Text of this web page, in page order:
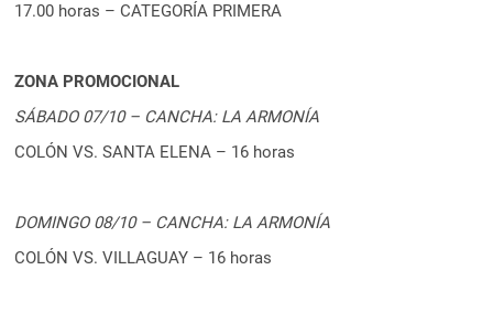
17.00 horas – CATEGORÍA PRIMERA
ZONA PROMOCIONAL
SÁBADO 07/10 – CANCHA: LA ARMONÍA
COLÓN VS. SANTA ELENA – 16 horas
DOMINGO 08/10 – CANCHA: LA ARMONÍA
COLÓN VS. VILLAGUAY – 16 horas